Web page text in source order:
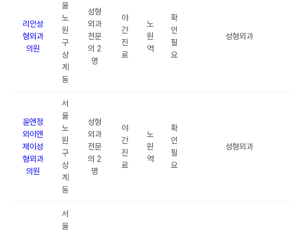
리안성
형외과
의원
울
노
원
구
상
계
동
성형
외과
전문
의 2
명
야
간
진
료
노
원
역
확
인
필
요
성형외과
윤앤정
와이앤
제이성
형외과
의원
서
울
노
원
구
상
계
동
성형
외과
전문
의 2
명
야
간
진
료
노
원
역
확
인
필
요
성형외과
서
울